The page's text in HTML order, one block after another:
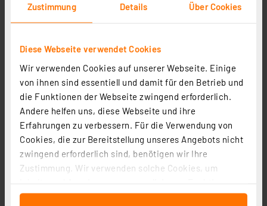
Zustimmung Details Über Cookies
Diese Webseite verwendet Cookies
Wir verwenden Cookies auf unserer Webseite. Einige
von ihnen sind essentiell und damit für den Betrieb und
die Funktionen der Webseite zwingend erforderlich.
Andere helfen uns, diese Webseite und ihre
Erfahrungen zu verbessern. Für die Verwendung von
Cookies, die zur Bereitstellung unseres Angebots nicht
zwingend erforderlich sind, benötigen wir Ihre
Zustimmung. Wir verwenden solche Cookies, um
für soziale Medien anbieten zu können und die Zugriffe
Messtechnik